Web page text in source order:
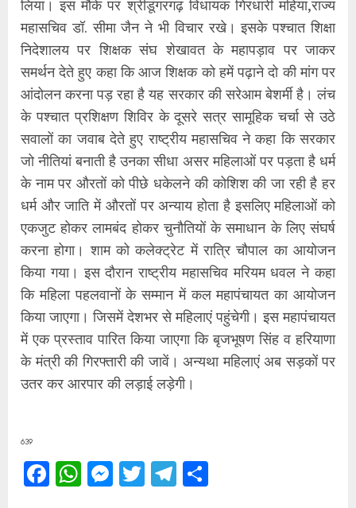
लिया। इस मौके पर श्रीडूंगरगढ़ विधायक गिरधारी महिया,राज्य
महासचिव डॉ. सीमा जैन ने भी विचार रखे। इसके पश्चात शिक्षा
निदेशालय पर शिक्षक संघ शेखावत के महापड़ाव पर जाकर
समर्थन देते हुए कहा कि आज शिक्षक को हमें पढ़ाने दो की मांग पर
आंदोलन करना पड़ रहा है यह सरकार की सरेआम बेशर्मी है। लंच
के पश्चात प्रशिक्षण शिविर के दूसरे सत्र सामूहिक चर्चा से उठे
सवालों का जवाब देते हुए राष्ट्रीय महासचिव ने कहा कि सरकार
जो नीतियां बनाती है उनका सीधा असर महिलाओं पर पड़ता है धर्म
के नाम पर औरतों को पीछे धकेलने की कोशिश की जा रही है हर
धर्म और जाति में औरतों पर अन्याय होता है इसलिए महिलाओं को
एकजुट होकर लामबंद होकर चुनौतियों के समाधान के लिए संघर्ष
करना होगा। शाम को कलेक्ट्रेट में रात्रि चौपाल का आयोजन
किया गया। इस दौरान राष्ट्रीय महासचिव मरियम धवल ने कहा
कि महिला पहलवानों के सम्मान में कल महापंचायत का आयोजन
किया जाएगा। जिसमें देशभर से महिलाएं पहुंचेगी। इस महापंचायत
में एक प्रस्ताव पारित किया जाएगा कि बृजभूषण सिंह व हरियाणा
के मंत्री की गिरफ्तारी की जावें। अन्यथा महिलाएं अब सड़कों पर
उतर कर आरपार की लड़ाई लड़ेगी।
639
Facebook
WhatsApp
Messenger
TwitterTelegram